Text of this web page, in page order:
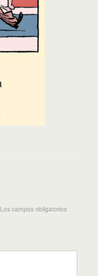
Los campos obligatorios